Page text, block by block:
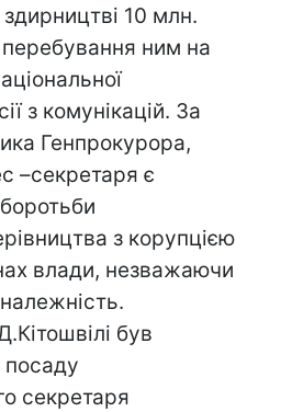
10 млн.
ним на
з комунікацій. За
Генпрокурора,
–секретаря є
з корупцією
влади, незважаючи
був
посаду
секретаря